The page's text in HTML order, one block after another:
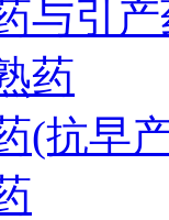
与引
药
(抗早